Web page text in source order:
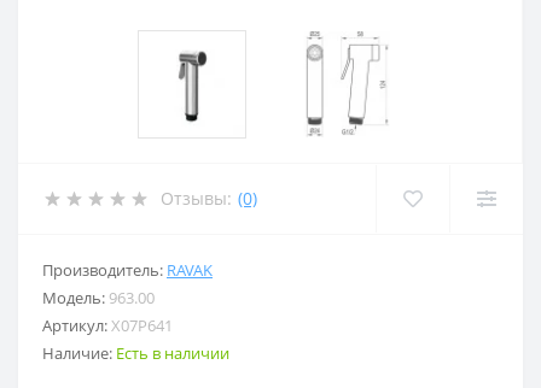
Отзывы: (0)
Производитель: RAVAK
Модель: 963.00
Артикул:X07P641
Наличие: Есть в наличии